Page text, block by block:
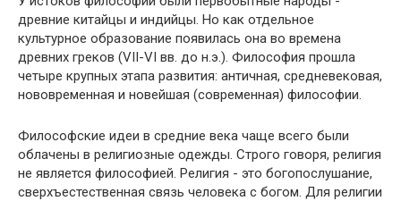
древние китайцы и индийцы. Но как отдельное
культурное образование появилась она во времена
древних греков (VII-VI вв. до н.э.). Философия прошла
четыре крупных этапа развития: античная, средневековая,
нововременная и новейшая (современная) философии.
Философские идеи в средние века чаще всего были
облачены в религиозные одежды. Строго говоря, религия
не является философией. Религия - это богопослушание,
сверхъестественная связь человека с богом. Для религии